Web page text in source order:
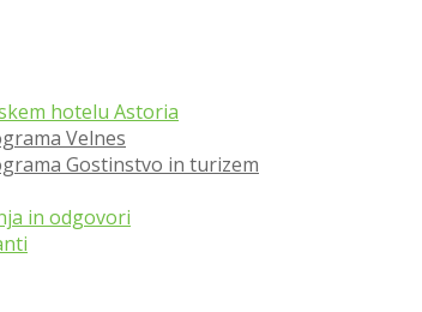
hotelu Astoria
Velnes
Gostinstvo in turizem
in odgovori